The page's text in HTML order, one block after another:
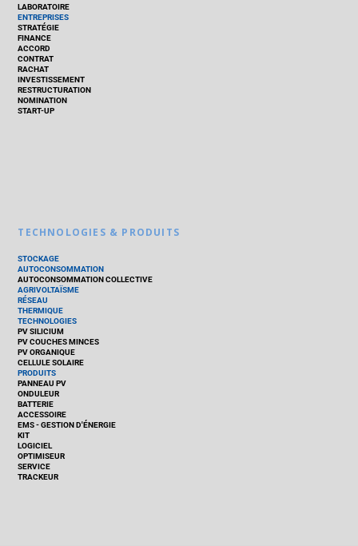
LABORATOIRE
ENTREPRISES
STRATÉGIE
FINANCE
ACCORD
CONTRAT
RACHAT
INVESTISSEMENT
RESTRUCTURATION
NOMINATION
START-UP
TECHNOLOGIES & PRODUITS
STOCKAGE
AUTOCONSOMMATION
AUTOCONSOMMATION COLLECTIVE
AGRIVOLTAÏSME
RÉSEAU
THERMIQUE
TECHNOLOGIES
PV SILICIUM
PV COUCHES MINCES
PV ORGANIQUE
CELLULE SOLAIRE
PRODUITS
PANNEAU PV
ONDULEUR
BATTERIE
ACCESSOIRE
EMS - GESTION D'ÉNERGIE
KIT
LOGICIEL
OPTIMISEUR
SERVICE
TRACKEUR